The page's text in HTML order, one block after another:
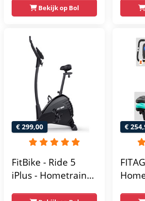
Magnetische Fiets -
Hartslagsensoren -
Gemakkelijk te
transporteren -
Antislippedalen -
Homegym -
Stabiele structuur -
gebruikersgewicht
110 kg - Zwart en
Blauw
Bekijk op Bol
-
€ 299,00
FitBike - Ride 5
iPlus - Hometrainer
€